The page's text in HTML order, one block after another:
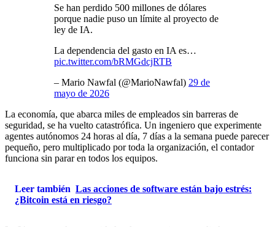
Se han perdido 500 millones de dólares
porque nadie puso un límite al proyecto de
ley de IA.
La dependencia del gasto en IA es…
pic.twitter.com/bRMGdcjRTB
– Mario Nawfal (@MarioNawfal) 29 de
mayo de 2026
La economía, que abarca miles de empleados sin barreras de
seguridad, se ha vuelto catastrófica. Un ingeniero que experimente
agentes autónomos 24 horas al día, 7 días a la semana puede parecer
pequeño, pero multiplicado por toda la organización, el contador
funciona sin parar en todos los equipos.
Leer también Las acciones de software están bajo estrés:
¿Bitcoin está en riesgo?